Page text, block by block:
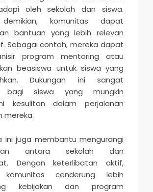
oleh sekolah dan siswa.
komunitas dapat
bantuan yang lebih relevan
Sebagai contoh, mereka dapat
program mentoring atau
beasiswa untuk siswa yang
Dukungan ini sangat
bagi siswa yang mungkin
kesulitan dalam perjalanan
mereka.
ini juga membantu mengurangi
antara sekolah dan
Dengan keterlibatan aktif,
cenderung lebih
kebijakan dan program